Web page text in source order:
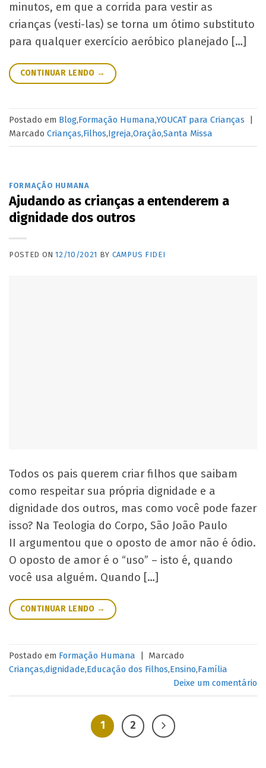
minutos, em que a corrida para vestir as
crianças (vesti-las) se torna um ótimo substituto
para qualquer exercício aeróbico planejado […]
CONTINUAR LENDO →
Postado em Blog,Formação Humana,YOUCAT para Crianças
Marcado Crianças,Filhos,Igreja,Oração,Santa Missa
FORMAÇÃO HUMANA
Ajudando as crianças a entenderem a
dignidade dos outros
POSTED ON12/10/2021 BY CAMPUS FIDEI
Todos os pais querem criar filhos que saibam
como respeitar sua própria dignidade e a
dignidade dos outros, mas como você pode fazer
isso? Na Teologia do Corpo, São João Paulo
II argumentou que o oposto de amor não é ódio.
O oposto de amor é o “uso” – isto é, quando
você usa alguém. Quando […]
CONTINUAR LENDO →
Postado em Formação Humana
Marcado
Crianças,dignidade,Educação dos Filhos,Ensino,Família
Deixe um comentário
1 2